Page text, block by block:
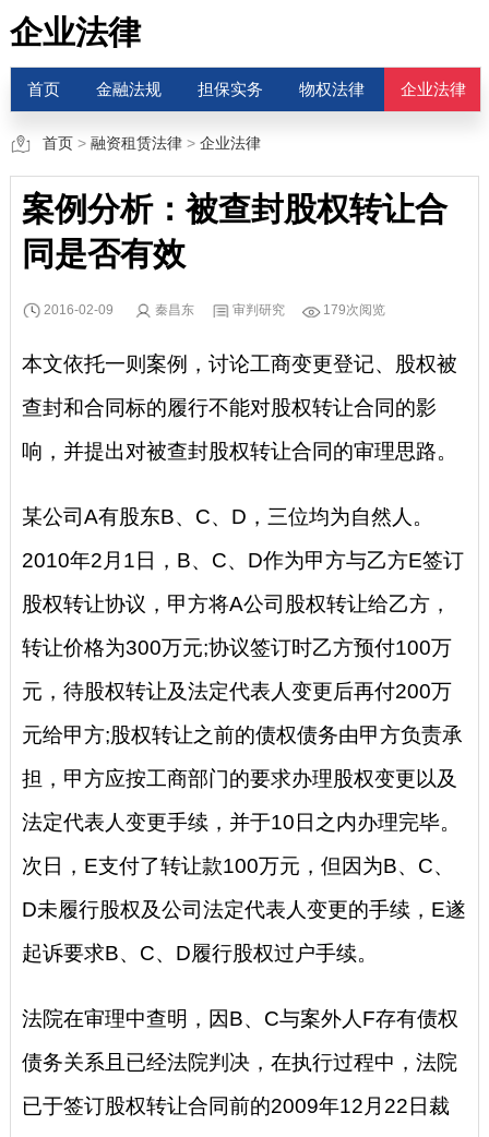
企业法律
首页 金融法规 担保实务 物权法律 企业法律
首页> 融资租赁法律> 企业法律
案例分析：被查封股权转让合
同是否有效
2016-02-09 秦昌东 审判研究 179次阅览
本文依托一则案例，讨论工商变更登记、股权被
查封和合同标的履行不能对股权转让合同的影
响，并提出对被查封股权转让合同的审理思路。
某公司A有股东B、C、D，三位均为自然人。
2010年2月1日，B、C、D作为甲方与乙方E签订
股权转让协议，甲方将A公司股权转让给乙方，
转让价格为300万元;协议签订时乙方预付100万
元，待股权转让及法定代表人变更后再付200万
元给甲方;股权转让之前的债权债务由甲方负责承
担，甲方应按工商部门的要求办理股权变更以及
法定代表人变更手续，并于10日之内办理完毕。
次日，E支付了转让款100万元，但因为B、C、
D未履行股权及公司法定代表人变更的手续，E遂
起诉要求B、C、D履行股权过户手续。
法院在审理中查明，因B、C与案外人F存有债权
债务关系且已经法院判决，在执行过程中，法院
已于签订股权转让合同前的2009年12月22日裁